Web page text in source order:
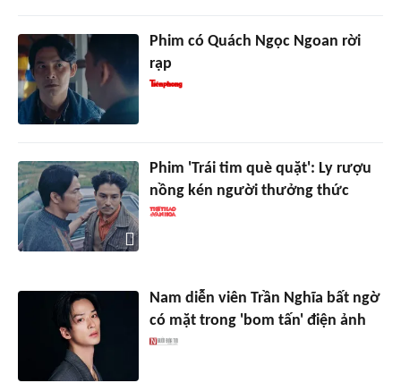
Phim có Quách Ngọc Ngoan rời
rạp
Phim 'Trái tim què quặt': Ly rượu
nồng kén người thưởng thức
Nam diễn viên Trần Nghĩa bất ngờ
có mặt trong 'bom tấn' điện ảnh